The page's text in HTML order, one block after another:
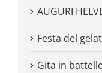
AUGURI
Festa del
Gita in